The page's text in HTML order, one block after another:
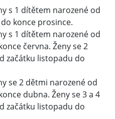
s 1 dítětem narozené od
konce prosince.
s 1 dítětem narozené od
června. Ženy se 2
začátku listopadu do
se 2 dětmi narozené od
dubna. Ženy se 3 a 4
začátku listopadu do